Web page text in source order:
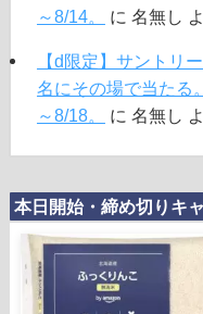
～8/14。
に 名無し
【d限定】サントリ
名にその場で当たる
～8/18。
に 名無し
本日開始・締め切りキ